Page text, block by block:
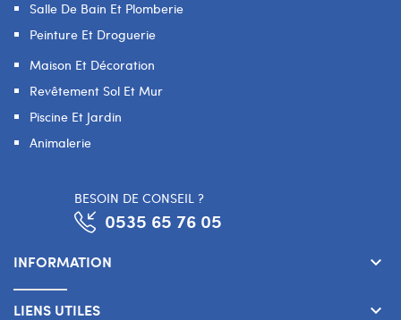
Salle De Bain Et Plomberie
Peinture Et Droguerie
Maison Et Décoration
Revêtement Sol Et Mur
Piscine Et Jardin
Animalerie
BESOIN DE CONSEIL ?
0535 65 76 05
INFORMATION keyboard_arrow_down
LIENS UTILES keyboard_arrow_down